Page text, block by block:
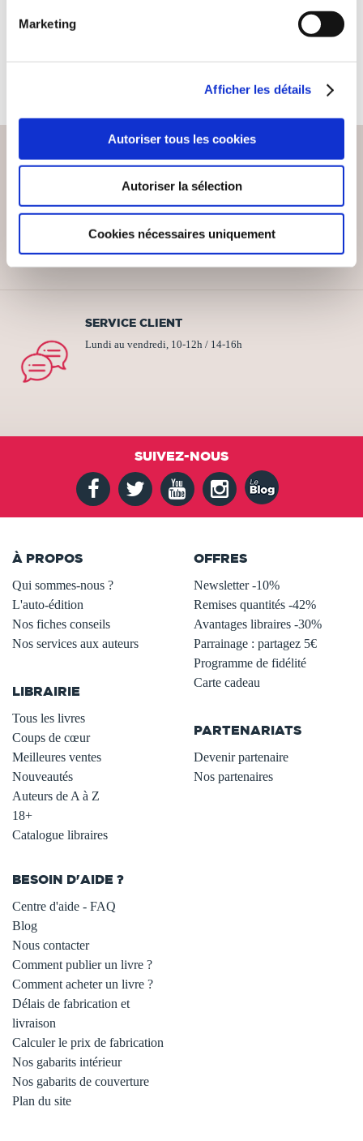
Marketing
Afficher les détails
Autoriser tous les cookies
Autoriser la sélection
Cookies nécessaires uniquement
SERVICE CLIENT
Lundi au vendredi, 10-12h / 14-16h
SUIVEZ-NOUS
À PROPOS
Qui sommes-nous ?
L'auto-édition
Nos fiches conseils
Nos services aux auteurs
LIBRAIRIE
Tous les livres
Coups de cœur
Meilleures ventes
Nouveautés
Auteurs de A à Z
18+
Catalogue libraires
OFFRES
Newsletter -10%
Remises quantités -42%
Avantages libraires -30%
Parrainage : partagez 5€
Programme de fidélité
Carte cadeau
PARTENARIATS
Devenir partenaire
Nos partenaires
BESOIN D'AIDE ?
Centre d'aide - FAQ
Blog
Nous contacter
Comment publier un livre ?
Comment acheter un livre ?
Délais de fabrication et
livraison
Calculer le prix de fabrication
Nos gabarits intérieur
Nos gabarits de couverture
Plan du site